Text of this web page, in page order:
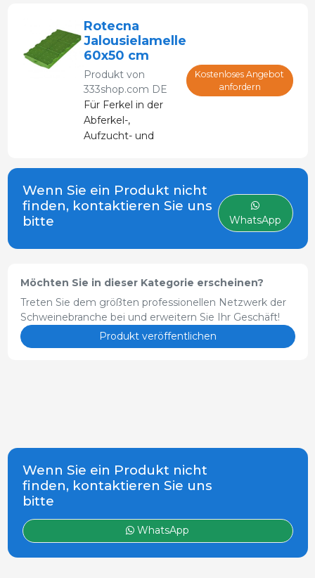
Wenn Sie ein Produkt nicht
finden, kontaktieren Sie uns
bitte
WhatsApp
Rotecna
Jalousielamelle
60x50 cm
Produkt von
333shop.com DE
Für Ferkel in der
Abferkel-,
Aufzucht- und
Isolierung gegen
Wärmedämmung.
Kostenloses Angebot
anfordern
Wenn Sie ein Produkt nicht
finden, kontaktieren Sie uns
bitte
WhatsApp
Möchten Sie in dieser Kategorie erscheinen?
Treten Sie dem größten professionellen Netzwerk der
Schweinebranche bei und erweitern Sie Ihr Geschäft!
Produkt veröffentlichen